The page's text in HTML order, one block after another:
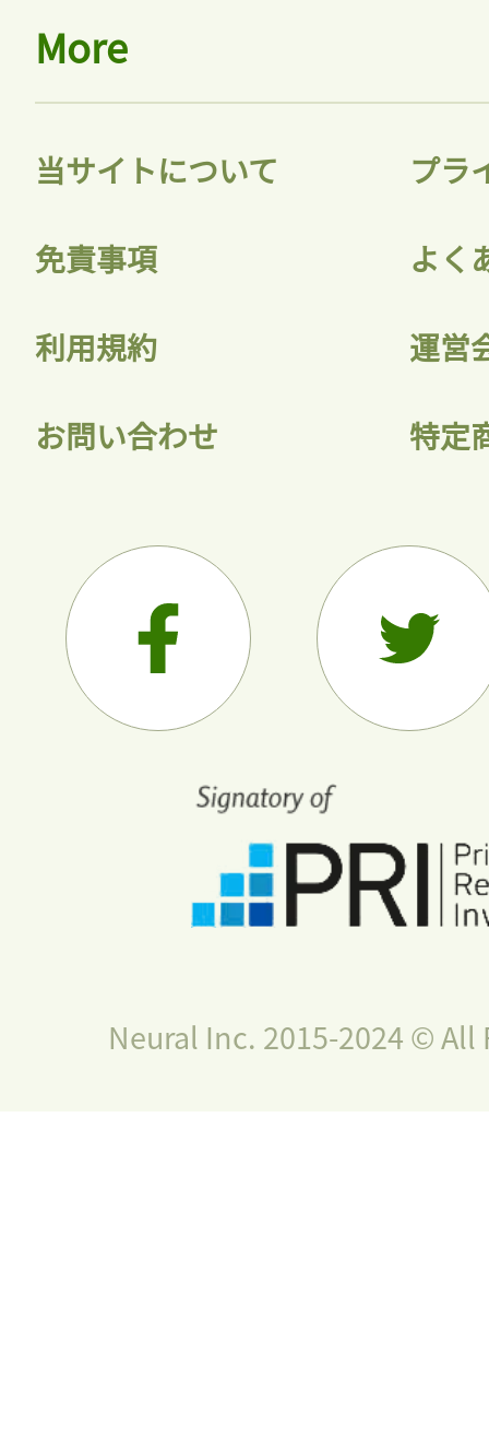
More
当サイトについて プラ
免責事項 よく
利用規約 運営
お問い合わせ 特定
Neural Inc. 2015-2024 © All